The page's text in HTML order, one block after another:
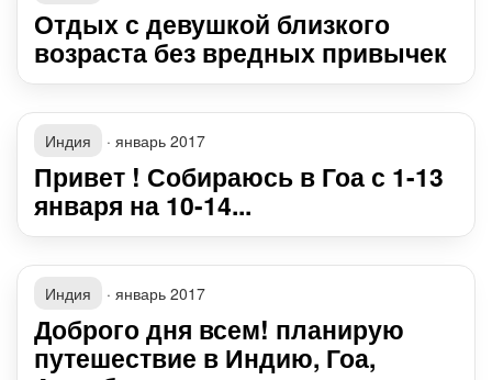
Отдых с девушкой близкого
возраста без вредных привычек
Индия · январь 2017
Привет ! Собираюсь в Гоа с 1-13
января на 10-14...
Индия · январь 2017
Доброго дня всем! планирую
путешествие в Индию, Гоа,